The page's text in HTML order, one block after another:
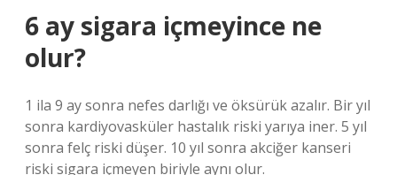
6 ay sigara içmeyince ne
olur?
1 ila 9 ay sonra nefes darlığı ve öksürük azalır. Bir yıl
sonra kardiyovasküler hastalık riski yarıya iner. 5 yıl
sonra felç riski düşer. 10 yıl sonra akciğer kanseri
riski sigara içmeyen biriyle aynı olur.